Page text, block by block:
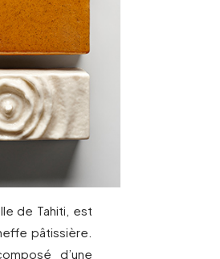
de Tahiti, est
pâtissière.
d’une